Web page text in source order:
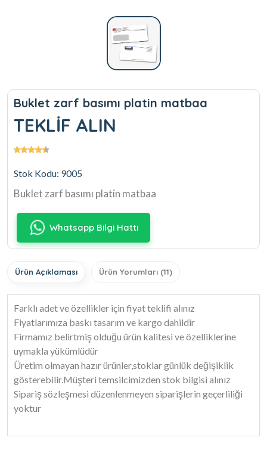
Buklet zarf basımı platin matbaa
TEKLİF ALIN
Stok Kodu: 9005
Buklet zarf basımı platin matbaa
Whatsapp Bilgi Hattı
Ürün Açıklaması Ürün Yorumları (11)
Farklı adet ve özellikler için fiyat teklifi alınız
Fiyatlarımıza baskı tasarım ve kargo dahildir
Firmamız belirtmiş olduğu ürün kalitesi ve özelliklerine
uymakla yükümlüdür
Üretim olmayan hazır ürünler,stoklar günlük değişiklik
gösterebilir.Müşteri temsilcimizden stok bilgisi alınız
Sipariş sözleşmesi düzenlenmeyen siparişlerin geçerliliği
yoktur